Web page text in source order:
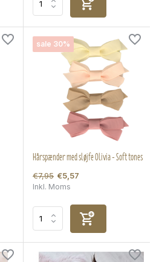
sale 30%
Hårspænder med sløjfe Olivia - Soft tones
€7,95 €5,57
Inkl. Moms